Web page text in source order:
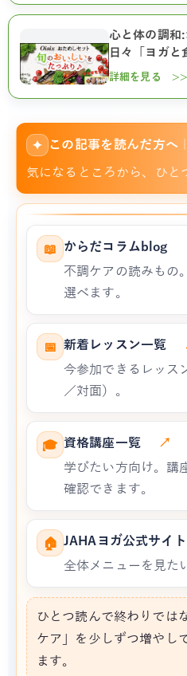
心と体の調和
日々「ヨガ
詳細を見る >>
✦ この記事を読んだ方へ
気になるところから、ひと
📖 からだコラムblog
不調ケアの読みもの
選べます。
📅 新着レッスン一覧
今参加できるレッス
／対面）。
🎓 資格講座一覧
↗
学びたい方向け。講
確認できます。
🏠 JAHAヨガ公式サイ
全体メニューを見た
ひとつ読んで終わりでは
ケア」を少しずつ増やし
ます。